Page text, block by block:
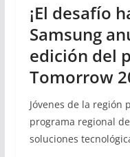
¡El desafío
Samsung
edición del
Tomorrow
Jóvenes de la
programa regional
soluciones